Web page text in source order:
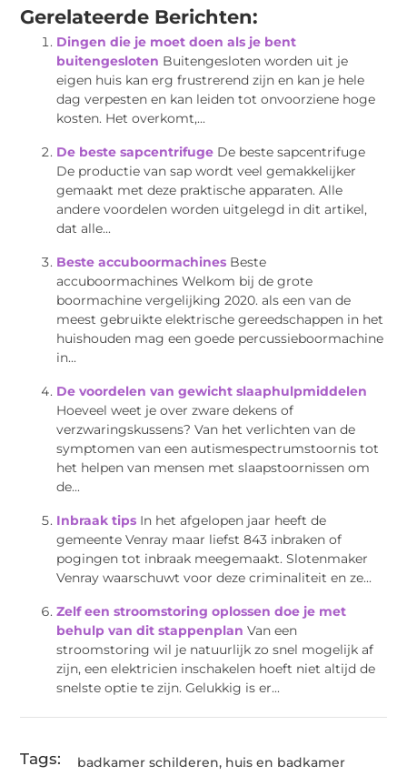
Gerelateerde Berichten:
Dingen die je moet doen als je bent
buitengesloten Buitengesloten worden uit je
eigen huis kan erg frustrerend zijn en kan je hele
dag verpesten en kan leiden tot onvoorziene hoge
kosten. Het overkomt,...
De beste sapcentrifuge De beste sapcentrifuge
De productie van sap wordt veel gemakkelijker
gemaakt met deze praktische apparaten. Alle
andere voordelen worden uitgelegd in dit artikel,
dat alle...
Beste accuboormachines Beste
accuboormachines Welkom bij de grote
boormachine vergelijking 2020. als een van de
meest gebruikte elektrische gereedschappen in het
huishouden mag een goede percussieboormachine
in...
De voordelen van gewicht slaaphulpmiddelen
Hoeveel weet je over zware dekens of
verzwaringskussens? Van het verlichten van de
symptomen van een autismespectrumstoornis tot
het helpen van mensen met slaapstoornissen om
de...
Inbraak tips In het afgelopen jaar heeft de
gemeente Venray maar liefst 843 inbraken of
pogingen tot inbraak meegemaakt. Slotenmaker
Venray waarschuwt voor deze criminaliteit en ze...
Zelf een stroomstoring oplossen doe je met
behulp van dit stappenplan Van een
stroomstoring wil je natuurlijk zo snel mogelijk af
zijn, een elektricien inschakelen hoeft niet altijd de
snelste optie te zijn. Gelukkig is er...
Tags: badkamer schilderen, huis en badkamer